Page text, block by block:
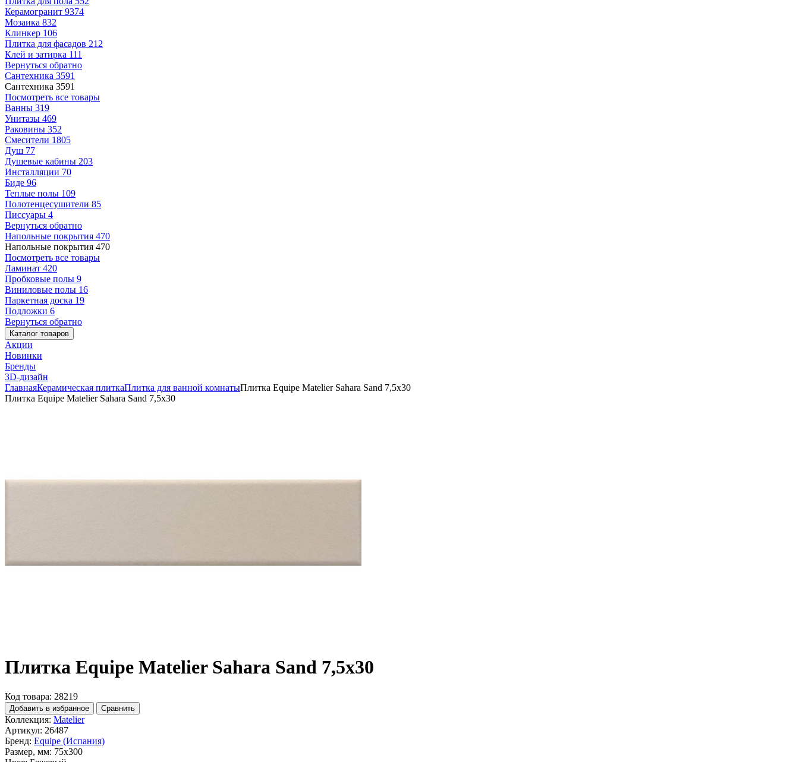
Керамогранит 9374
Мозаика 832
Клинкер 106
Плитка для фасадов 212
Клей и затирка 111
Вернуться обратно
Сантехника 3591
Сантехника 3591
Посмотреть все товары
Ванны 319
Унитазы 469
Раковины 352
Смесители 1805
Душ 77
Душевые кабины 203
Инсталляции 70
Биде 96
Теплые полы 109
Полотенцесушители 85
Писсуары 4
Вернуться обратно
Напольные покрытия 470
Напольные покрытия 470
Посмотреть все товары
Ламинат 420
Пробковые полы 9
Виниловые полы 16
Паркетная доска 19
Подложки 6
Вернуться обратно
Каталог товаров
Акции
Новинки
Бренды
3D-дизайн
ГлавнаяКерамическая плиткаПлитка для ванной комнатыПлитка Equipe Matelier Sahara Sand 7,5x30
Плитка Equipe Matelier Sahara Sand 7,5x30
Плитка Equipe Matelier Sahara Sand 7,5x30
Код товара: 28219
Добавить в избранное Сравнить
Коллекция: Matelier
Артикул: 26487
Бренд: Equipe (Испания)
Размер, мм: 75x300